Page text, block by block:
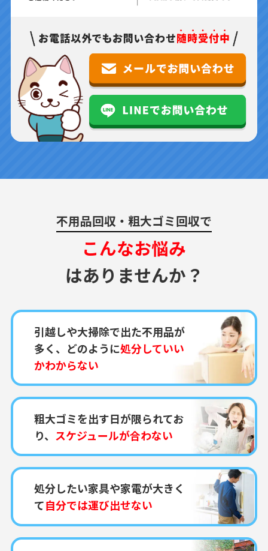
不用品回収・粗大ゴミ回収で
こんなお悩み
はありませんか？
引越しや大掃除で出た不用品が
多く、どのように処分していい
かわからない
粗大ゴミを出す日が限られてお
り、 スケジュールが合わない
処分したい家具や家電が大きく
て自分では運び出せない